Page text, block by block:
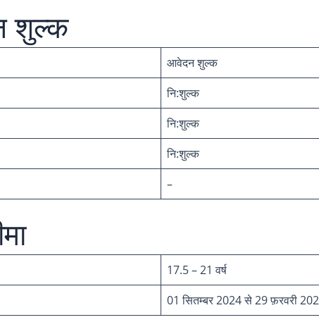
शुल्क
आवेदन शुल्क
नि:शुल्क
नि:शुल्क
नि:शुल्क
–
17.5 – 21 वर्ष
01 सितम्बर 2024 से 29 फ़रवरी